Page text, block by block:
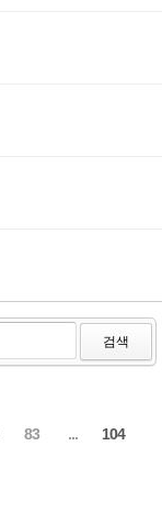
검색
83 ... 104